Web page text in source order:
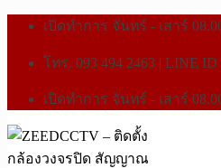
เปิดทำการ จันทร์ - เสาร์
โทร. 093 494 2463 | LINE ID
เปิดทำการ จันทร์ - เสาร์